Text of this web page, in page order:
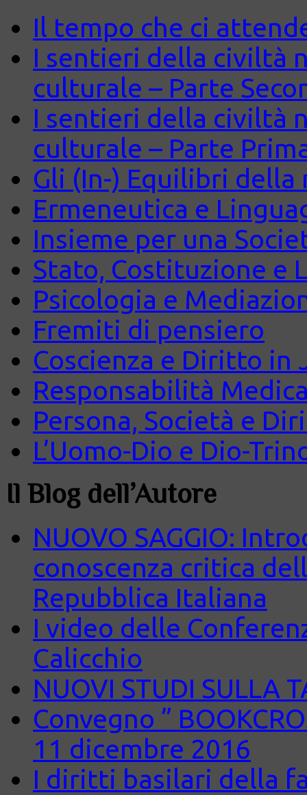
Il tempo che ci
I sentieri della civiltà
culturale – Parte
I sentieri della civiltà
culturale – Parte
Gli (In-) Equilibri della
Ermeneutica e
Insieme per una
Stato, Costituzione e
Psicologia e
Fremiti di pensiero
Coscienza e Diritto in
Responsabilità
Persona, Società e
L’Uomo-Dio e Dio-
Il Blog dell’Autore
NUOVO SAGGIO:
conoscenza critica
Repubblica Italiana
I video delle
Calicchio
NUOVI STUDI SULLA
Convegno ”
11 dicembre 2016
I diritti basilari della